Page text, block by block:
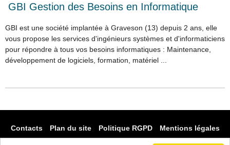
GBI Gestion des Besoins en Informatique
GBI est une société implantée à Graveson (13) depuis 2 ans, elle
vous propose les services d'ingénieurs systèmes et d'informaticiens
pour répondre à tous vos besoins informatiques : Maintenance,
développement de logiciels, formation, matériel ...
Contacts Plan du site Politique RGPD
Mentions légales
Nos outils libres Références